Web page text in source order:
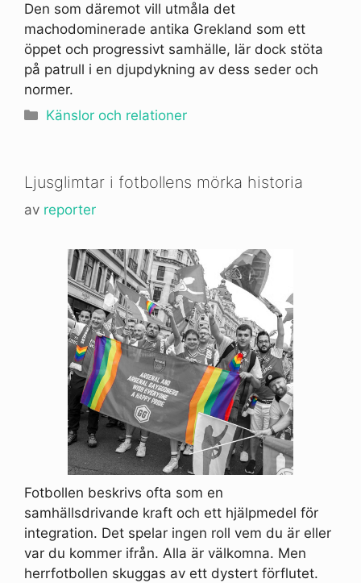
Den som däremot vill utmåla det
machodominerade antika Grekland som ett
öppet och progressivt samhälle, lär dock stöta
på patrull i en djupdykning av dess seder och
normer.
Kategorier
Känslor och relationer
Ljusglimtar i fotbollens mörka historia
av reporter
Fotbollen beskrivs ofta som en
samhällsdrivande kraft och ett hjälpmedel för
integration. Det spelar ingen roll vem du är eller
var du kommer ifrån. Alla är välkomna. Men
herrfotbollen skuggas av ett dystert förflutet.